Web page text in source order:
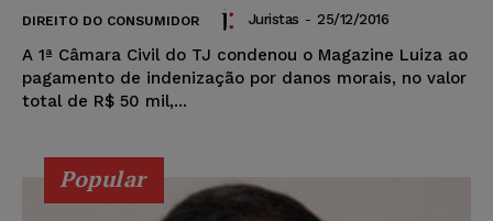
DIREITO DO CONSUMIDOR Juristas - 25/12/2016
A 1ª Câmara Civil do TJ condenou o Magazine Luiza ao
pagamento de indenização por danos morais, no valor
total de R$ 50 mil,...
Popular